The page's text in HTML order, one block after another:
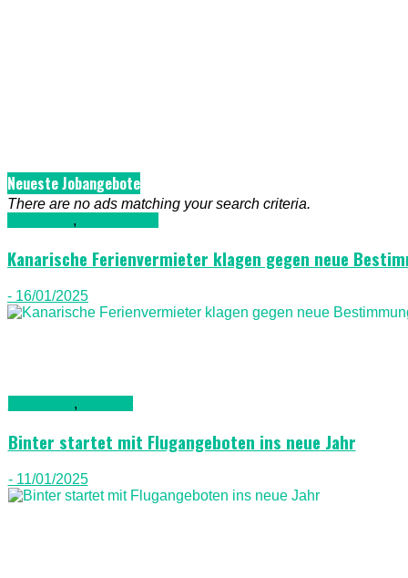
Neueste Jobangebote
There are no ads matching your search criteria.
,
Kanarische Ferienvermieter klagen gegen neue
- 16/01/2025
,
Binter startet mit Flugangeboten ins neue Jahr
- 11/01/2025